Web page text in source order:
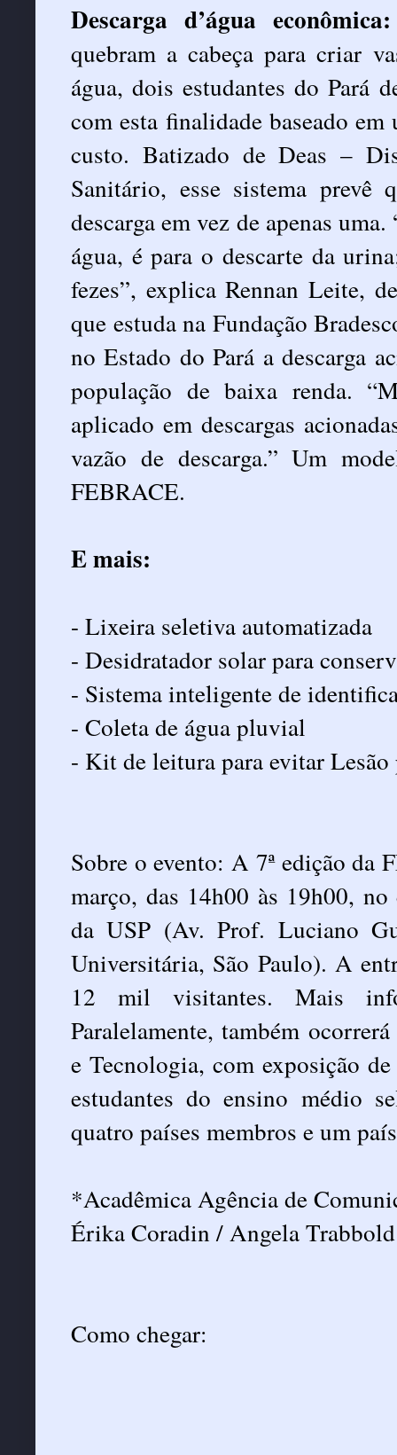
Descarga d’água econômica:
quebram a cabeça para criar
água, dois estudantes do Pará
com esta finalidade baseado
custo. Batizado de Deas –
Sanitário, esse sistema prevê
descarga em vez de apenas
água, é para o descarte da
fezes”, explica Rennan Leite,
que estuda na Fundação
no Estado do Pará a descarga
população de baixa renda.
aplicado em descargas
vazão de descarga.” Um
FEBRACE.
E mais:
- Lixeira seletiva automatizada
- Desidratador solar para
- Sistema inteligente de
- Coleta de água pluvial
- Kit de leitura para evitar
Sobre o evento: A 7ª edição da
março, das 14h00 às 19h00,
da USP (Av. Prof. Luciano
Universitária, São Paulo). A
12 mil visitantes. Mais
Paralelamente, também
e Tecnologia, com exposição
estudantes do ensino médio
quatro países membros e um
*Acadêmica Agência de
Érika Coradin / Angela Trabbold
Como chegar: